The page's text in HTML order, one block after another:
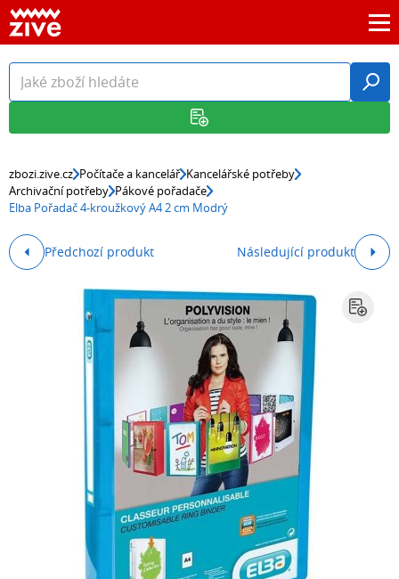
zbozi.zive.cz Počítače a kancelář Kancelářské potřeby
Archivační potřeby Pákové pořadače
Elba Pořadač 4-kroužkový A4 2 cm Modrý
Předchozí produkt Následující produkt